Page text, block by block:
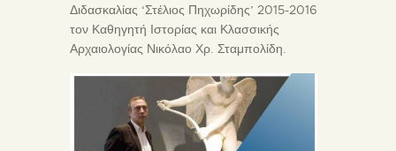
Διδασκαλίας ‘Στέλιος Πηχωρίδης’ 2015-2016
τον Καθηγητή Ιστορίας και Κλασσικής
Αρχαιολογίας Νικόλαο Χρ. Σταμπολίδη.